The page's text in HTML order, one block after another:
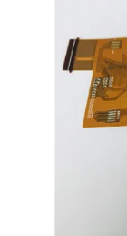
PRIVACY
POLICY